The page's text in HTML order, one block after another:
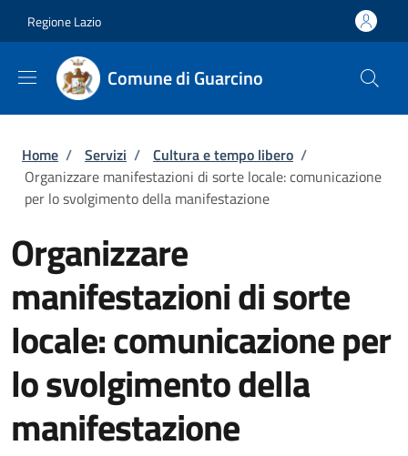
Regione Lazio
Comune di Guarcino
Briciole di pane
Home / Servizi / Cultura e tempo libero /
Organizzare manifestazioni di sorte locale: comunicazione
per lo svolgimento della manifestazione
Organizzare
manifestazioni di sorte
locale: comunicazione per
lo svolgimento della
manifestazione